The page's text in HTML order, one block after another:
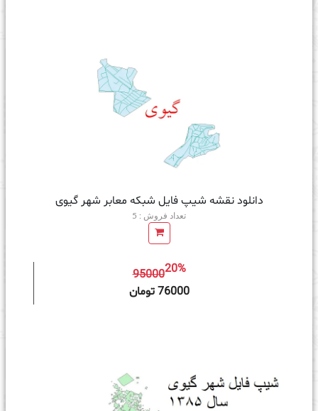
دانلود نقشه شیپ فایل شبکه معابر شهر گیوی
تعداد فروش : 5
9500020%
76000 تومان